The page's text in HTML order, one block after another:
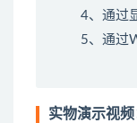
4、通过
5、通过
实物演示视频